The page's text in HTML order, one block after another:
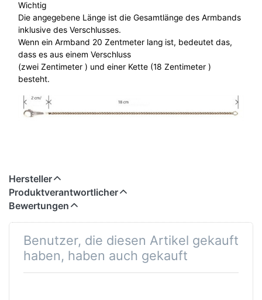
Wichtig
Die angegebene Länge ist die Gesamtlänge des Armbands
inklusive des Verschlusses.
Wenn ein Armband 20 Zentmeter lang ist, bedeutet das,
dass es aus einem Verschluss
(zwei Zentimeter ) und einer Kette (18 Zentimeter )
besteht.
Hersteller
Produktverantwortlicher
Bewertungen
Benutzer, die diesen Artikel gekauft
haben, haben auch gekauft